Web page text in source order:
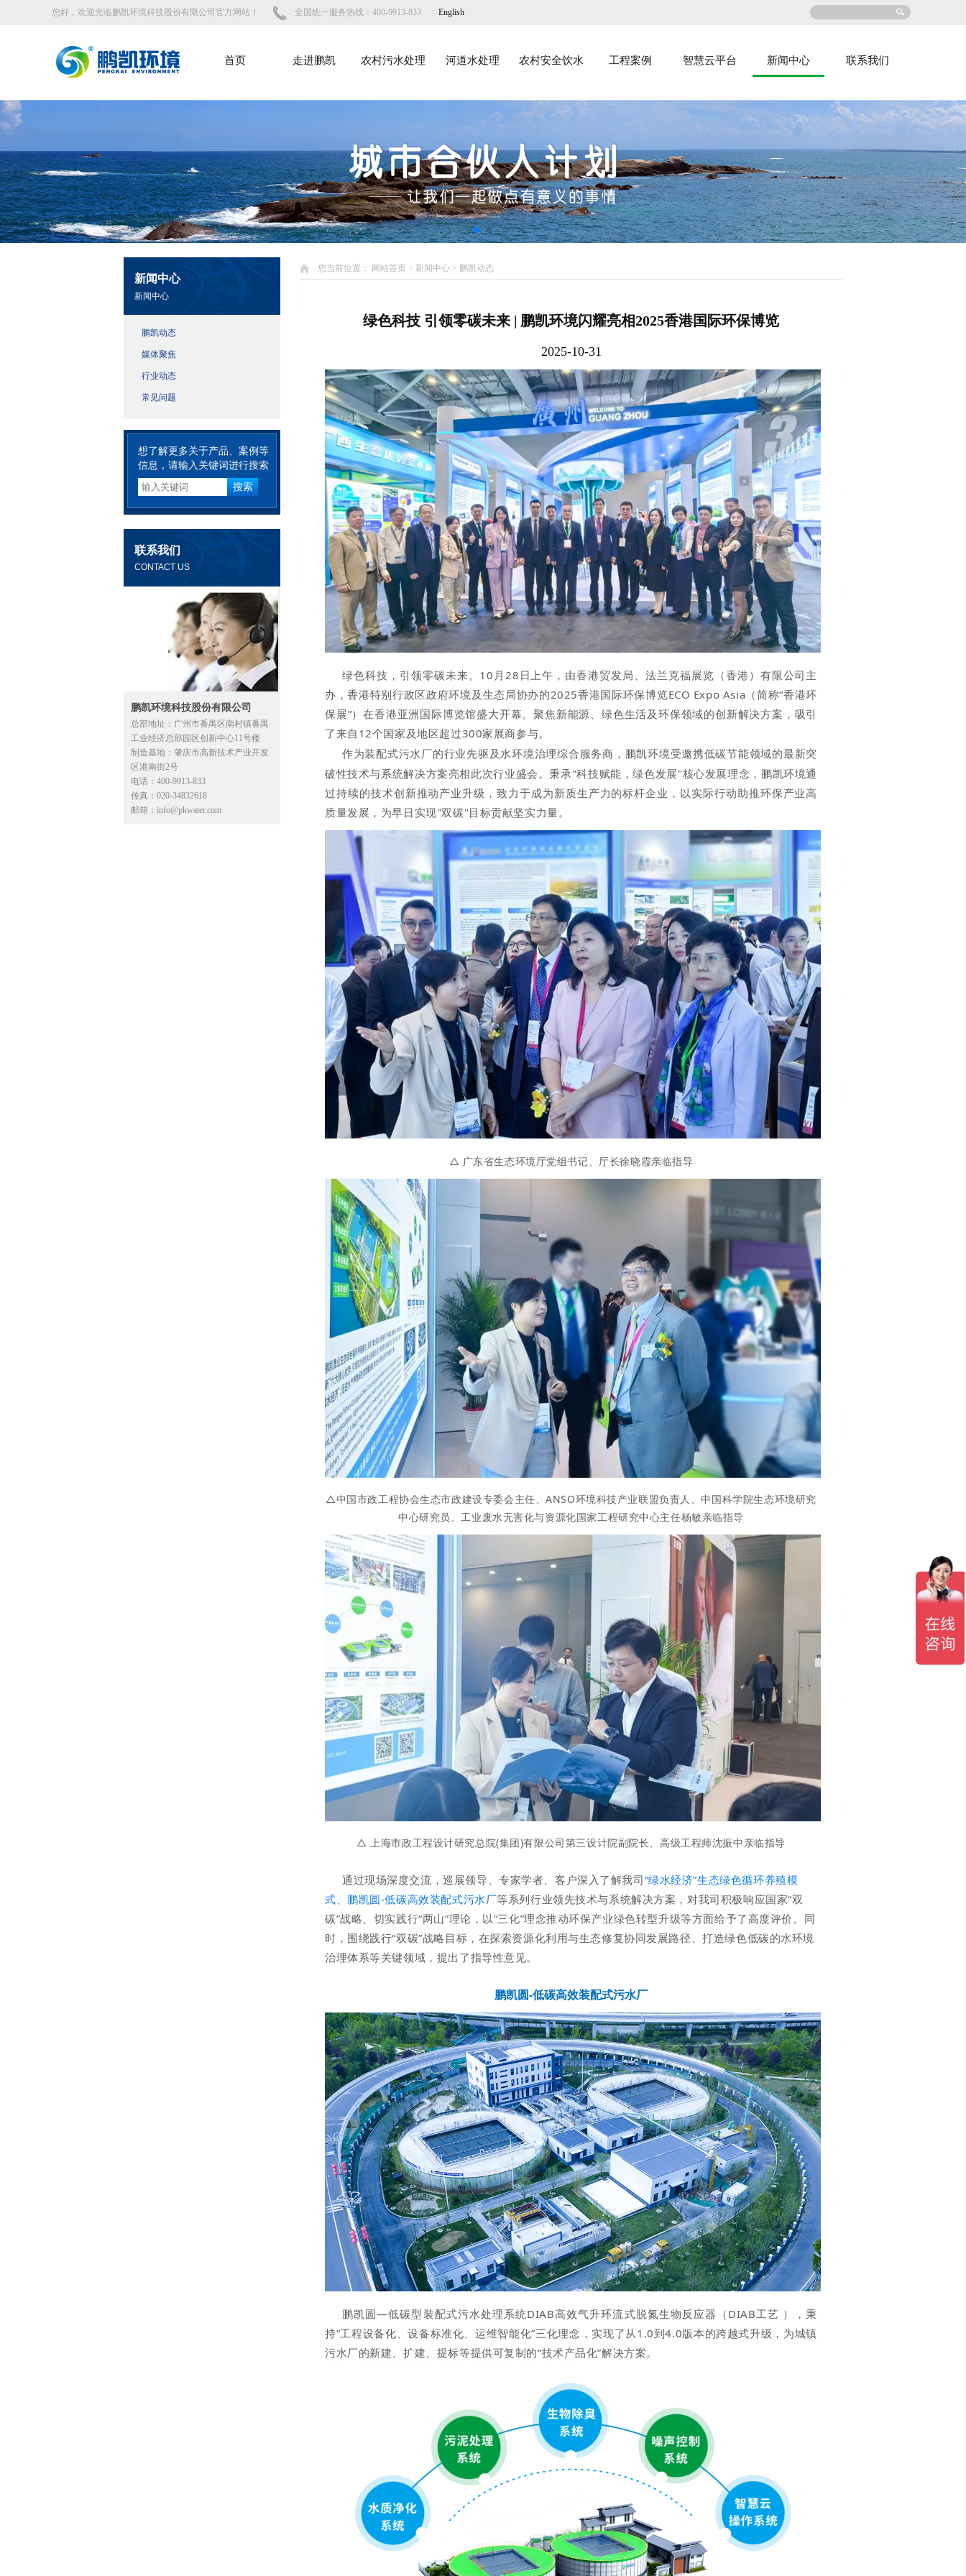
您好，欢迎光临鹏凯环境科技股份有限公司官方网站！ 全国统一服务热线：400-9913-833 English
首页 走进鹏凯 农村污水处理 河道水处理 农村安全饮水 工程案例 智慧云平台 新闻中心 联系我们
新闻中心
新闻中心
鹏凯动态
媒体聚焦
行业动态
常见问题
想了解更多关于产品、案例等
信息，请输入关键词进行搜索
联系我们
CONTACT US
鹏凯环境科技股份有限公司
总部地址：广州市番禺区南村镇番禺
工业经济总部园区创新中心11号楼
制造基地：肇庆市高新技术产业开发
区港南街2号
电话：400-9913-833
传真：020-34832618
邮箱：info@pkwater.com
您当前位置： 网站首页 > 新闻中心 > 鹏凯动态
绿色科技 引领零碳未来 | 鹏凯环境闪耀亮相2025香港国际环保博览
2025-10-31
绿色科技，引领零碳未来。10月28日上午，由香港贸发局、法兰克福展览（香港）有限公司主
办，香港特别行政区政府环境及生态局协办的2025香港国际环保博览ECO Expo Asia（简称“香港环
保展”）在香港亚洲国际博览馆盛大开幕。聚焦新能源、绿色生活及环保领域的创新解决方案，吸引
了来自12个国家及地区超过300家展商参与。
作为装配式污水厂的行业先驱及水环境治理综合服务商，鹏凯环境受邀携低碳节能领域的最新突
破性技术与系统解决方案亮相此次行业盛会。秉承"科技赋能，绿色发展"核心发展理念 ，鹏凯环境通
过持续的技术创新推动产业升级，致力于成为新质生产力的标杆企业，以实际行动助推环保产业高
质量发展，为早日实现"双碳"目标贡献坚实力量。
△ 广东省生态环境厅党组书记、厅长徐晓霞亲临指导
△中国市政工程协会生态市政建设专委会主任、ANSO环境科技产业联盟负责人、中国科学院生态环境研究
中心研究员、工业废水无害化与资源化国家工程研究中心主任杨敏亲临指导
△ 上海市政工程设计研究总院(集团)有限公司第三设计院副院长、高级工程师沈振中 亲临指导
通过现场深度交流，巡展领导、专家学者、客户深入了解我司“绿水经济”生态绿色循环养殖模
式、鹏凯圆-低碳高效装配式污水厂等系列行业领先技术与系统解决方案，对我司积极响应国家“双
碳”战略、切实践行“两山”理论，以“三化”理念推动环保产业绿色转型升级等方面给予了高度评价。同
时，围绕践行“双碳”战略目标，在探索资源化利用与生态修复协同发展路径、打造绿色低碳的水环境
治理体系等关键领域，提出了指导性意见。
鹏凯圆-低碳高效装配式污水厂
鹏凯圆—低碳型装配式污水处理系统DIAB高效气升环流式脱氮生物反应器（DIAB工艺 ），秉
持“工程设备化、设备标准化、运维智能化”三化理念，实现了从1.0到4.0版本的跨越式升级，为城镇
污水厂的新建、扩建、提标等提供可复制的“技术产品化”解决方案。